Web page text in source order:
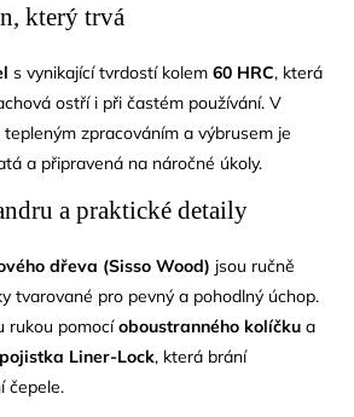
který trvá
s vynikající tvrdostí kolem 60 HRC, která
ostří i při častém používání. V
zpracováním a výbrusem je
a připravená na náročné úkoly.
a praktické detaily
dřeva (Sisso Wood) jsou ručně
tvarované pro pevný a pohodlný úchop.
rukou pomocíoboustranného kolíčku a
pojistka Liner-Lock, která brání
čepele.